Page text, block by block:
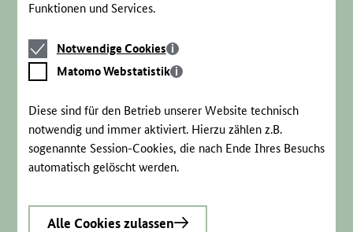
Funktionen und Services.
Notwendige
Cookies
Notwendige Cookies
Matomo
Webstatistik
Matomo Webstatistik
Diese sind für den Betrieb unserer Website technisch
notwendig und immer aktiviert. Hierzu zählen z.B.
sogenannte Session-Cookies, die nach Ende Ihres Besuchs
automatisch gelöscht werden.
Alle Cookies zulassen